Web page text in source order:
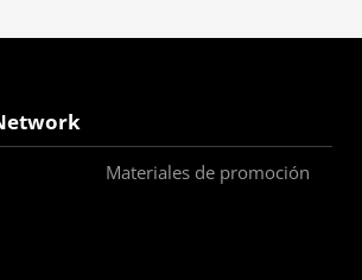
Materiales de promoción